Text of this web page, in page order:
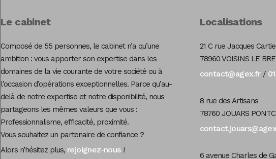
Le cabinet
Composé de 55 personnes, le cabinet n’a qu’une
ambition : vous apporter son expertise dans les
domaines de la vie courante de votre société ou à
l’occasion d’opérations exceptionnelles. Parce qu’au-
delà de notre expertise et notre disponibilité, nous
partageons les mêmes valeurs que vous :
Professionnalisme, efficacité, proximité.
Vous souhaitez un partenaire de confiance ?
Alors n’hésitez plus, rejoignez-nous!
Localisations
21 C rue Jacques
78960 VOISINS LE
contact@agex.fr/
8 rue des Artisans
78760 JOUARS
6 avenue Charles de